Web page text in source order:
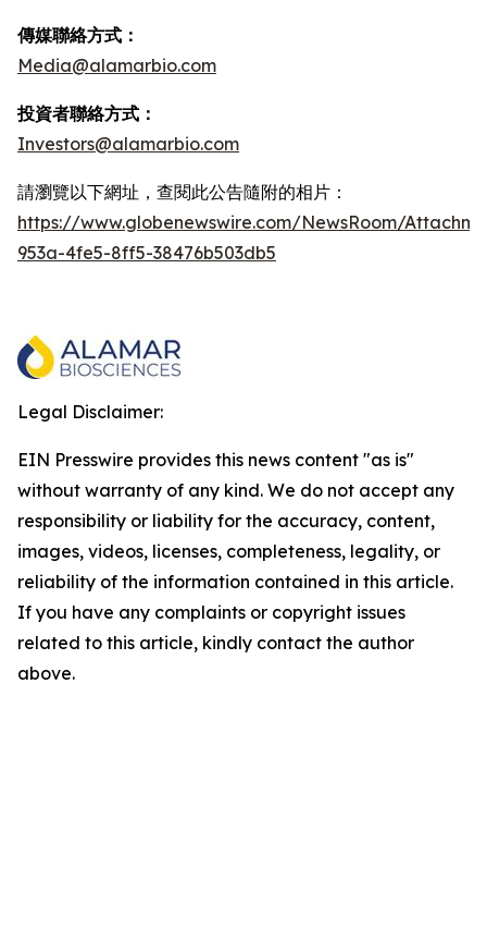
傳媒聯絡方式：
Media@alamarbio.com
投資者聯絡方式：
Investors@alamarbio.com
請瀏覽以下網址，查閱此公告隨附的相片：
https://www.globenewswire.com/NewsRoom/
953a-4fe5-8ff5-38476b503db5
Legal Disclaimer:
EIN Presswire provides this news content "as is"
without warranty of any kind. We do not accept any
responsibility or liability for the accuracy, content,
images, videos, licenses, completeness, legality, or
reliability of the information contained in this article.
If you have any complaints or copyright issues
related to this article, kindly contact the author
above.